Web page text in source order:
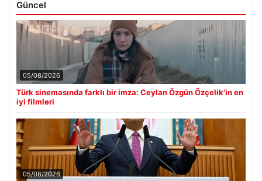
Güncel
05/08/2026
Türk sinemasında farklı bir imza: Ceylan Özgün Özçelik’in en
iyi filmleri
05/08/2026